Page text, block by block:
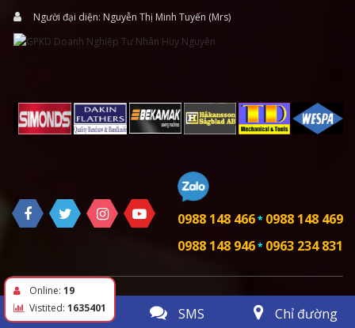
Người đại diện: Nguyễn Thị Minh Tuyến (Mrs)
0988 148 466* 0988 148 469
0988 148 946* 0963 234 831
Copyright © 2019HUY NGUYÊN TRUST.vn
Gọi điện SMS Chỉ đường
Online: 19
Vistited: 1635401